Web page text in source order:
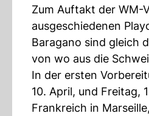
Zum Auftakt der WM-
ausgeschiedenen
Baragano sind gleich
von wo aus die
In der ersten
10. April, und Freitag,
Frankreich in